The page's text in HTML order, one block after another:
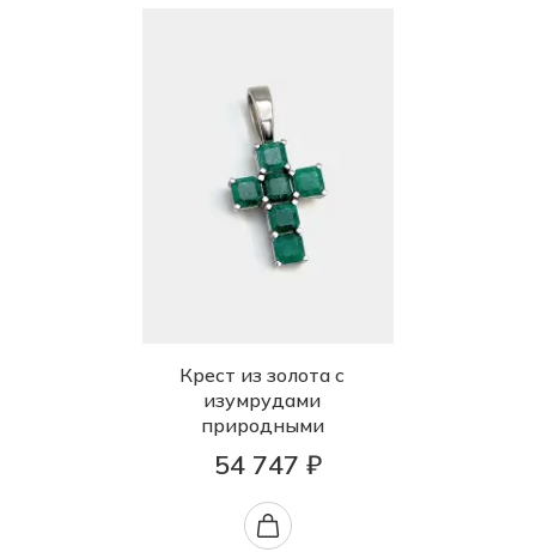
Крест из золота с
изумрудами
природными
54 747 ₽